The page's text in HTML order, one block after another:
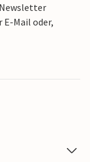
E-Mail oder,